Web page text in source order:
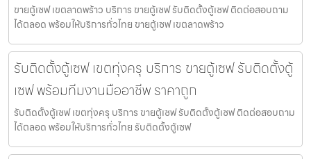
ขายตู้เซฟ เขตลาดพร้าว บริการ ขายตู้เซฟ รับติดตั้งตู้เซฟ ติดต่อสอบถาม
ได้ตลอด พร้อมให้บริการทั่วไทย ขายตู้เซฟ เขตลาดพร้าว
รับติดตั้งตู้เซฟ เขตทุ่งครุ บริการ ขายตู้เซฟ รับติดตั้งตู้
เซฟ พร้อมทีมงานมืออาชีพ ราคาถูก
รับติดตั้งตู้เซฟ เขตทุ่งครุ บริการ ขายตู้เซฟ รับติดตั้งตู้เซฟ ติดต่อสอบถาม
ได้ตลอด พร้อมให้บริการทั่วไทย รับติดตั้งตู้เซฟ